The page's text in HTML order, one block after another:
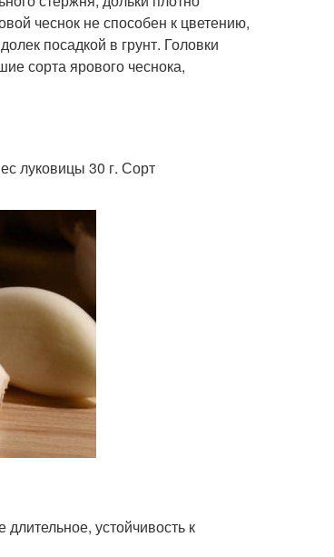
чеснок не способен к цветению,
посадкой в грунт. Головки
сорта ярового чеснока,
луковицы 30 г. Сорт
устойчивость к